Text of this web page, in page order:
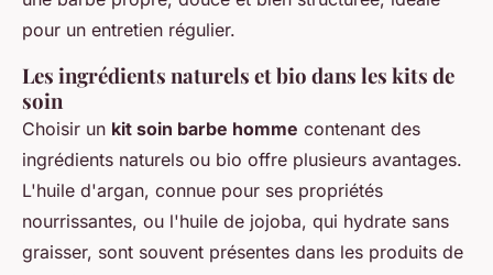
pour un entretien régulier.
Les ingrédients naturels et bio dans les kits de
soin
Choisir un kit soin barbe homme contenant des
ingrédients naturels ou bio offre plusieurs avantages.
L'huile d'argan, connue pour ses propriétés
nourrissantes, ou l'huile de jojoba, qui hydrate sans
graisser, sont souvent présentes dans les produits de